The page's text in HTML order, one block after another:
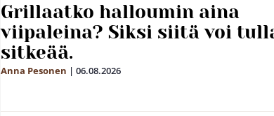
Grillaatko halloumin aina
viipaleina? Siksi siitä voi
sitkeää.
Anna Pesonen | 06.08.2026